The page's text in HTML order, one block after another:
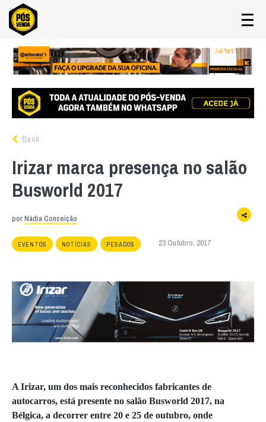
Back
Irizar marca presença no salão
Busworld 2017
porNádia Conceição
EVENTOS NOTÍCIAS PESADOS 23 Outubro, 2017
A Irizar, um dos mais reconhecidos fabricantes de
autocarros, está presente no salão Busworld 2017, na
Bélgica, a decorrer entre 20 e 25 de outubro, onde